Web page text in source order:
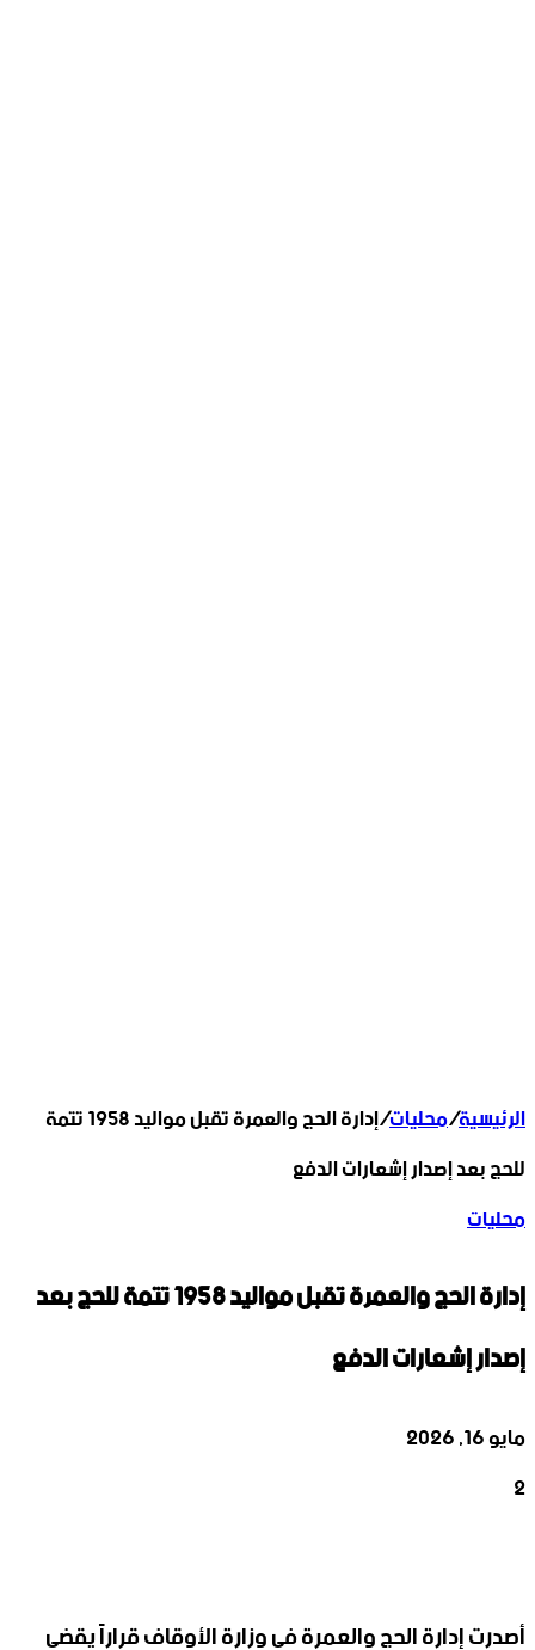
الرئيسية/محليات/
إدارة الحج والعمرة تقبل مواليد 1958 تتمة
للحج بعد إصدار إشعارات الدفع
محليات
إدارة الحج والعمرة تقبل مواليد 1958 تتمة للحج بعد
إصدار إشعارات الدفع
مايو 16, 2026
2
أصدرت إدارة الحج والعمرة في وزارة الأوقاف قراراً يقضي